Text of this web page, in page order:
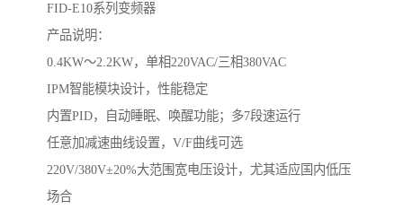
FID-E10系列变频器
产品说明：
0.4KW～2.2KW，单相220VAC/三相380VAC
IPM智能模块设计，性能稳定
内置PID，自动睡眠、唤醒功能；多7段速运行
任意加减速曲线设置，V/F曲线可选
220V/380V±20%大范围宽电压设计，尤其适应国内低压
场合